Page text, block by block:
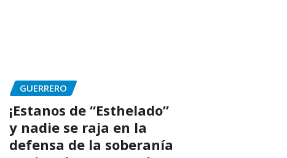
GUERRERO
¡Estanos de “Esthelado”
y nadie se raja en la
defensa de la soberanía